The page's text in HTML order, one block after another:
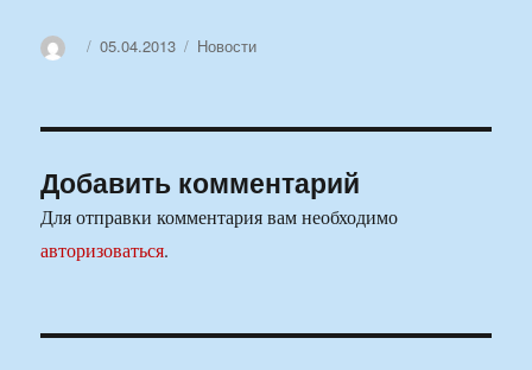
АвторОпубликовано
05.04.2013 Рубрики
Новости
Добавить комментарий
Для отправки комментария вам необходимо
авторизоваться.